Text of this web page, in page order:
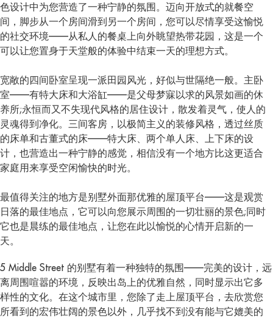
色设计中为您营造了一种宁静的氛围。迈向开放式的就餐空
间，脚步从一个房间滑到另一个房间，您可以尽情享受这愉悦
的社交环境——从私人的餐桌上向外眺望热带花园，这是一个
可以让您置身于天堂般的体验中结束一天的理想方式。
宽敞的四间卧室呈现一派田园风光，好似与世隔绝一般。主卧
室——有特大床和大浴缸——是父母梦寐以求的风景如画的休
养所;永恒而又不失现代风格的居住设计，散发着灵气，使人的
灵魂得到净化。三间客房，以极简主义的装修风格，透过丝质
的床单和古董式的床——特大床、两个单人床、上下床的设
计，也营造出一种宁静的感觉，相信没有一个地方比这更适合
家庭用来享受空闲愉快的时光。
最值得关注的地方是别墅外面那优雅的屋顶平台——这是观赏
日落的最佳地点，它可以向您展示周围的一切壮丽的景色;同时
它也是晨练的最佳地点，让您在此以愉悦的心情开启新的一
天。
5 Middle Street 的别墅有着一种独特的氛围——完美的设计，远
离周围喧嚣的环境，反映出岛上的优雅自然，同时显示出它多
样性的文化。在这个城市里，您除了走上屋顶平台，去欣赏您
所看到的宏伟壮阔的景色以外，几乎找不到没有能与它媲美的